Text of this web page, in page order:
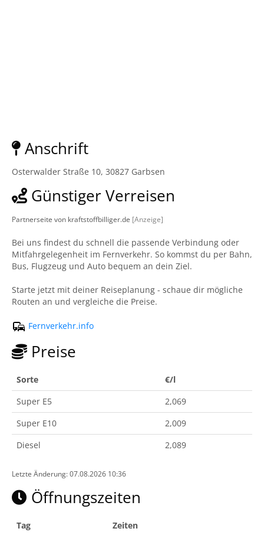
Anschrift
Osterwalder Straße 10, 30827 Garbsen
Günstiger Verreisen
Partnerseite von kraftstoffbilliger.de [Anzeige]
Bei uns findest du schnell die passende Verbindung oder
Mitfahrgelegenheit im Fernverkehr. So kommst du per Bahn,
Bus, Flugzeug und Auto bequem an dein Ziel.
Starte jetzt mit deiner Reiseplanung - schaue dir mögliche
Routen an und vergleiche die Preise.
Fernverkehr.info
Preise
Sorte
€/l
Super E5
2,069
Super E10
2,009
Diesel
2,089
Letzte Änderung: 07.08.2026 10:36
Öffnungszeiten
Tag
Zeiten